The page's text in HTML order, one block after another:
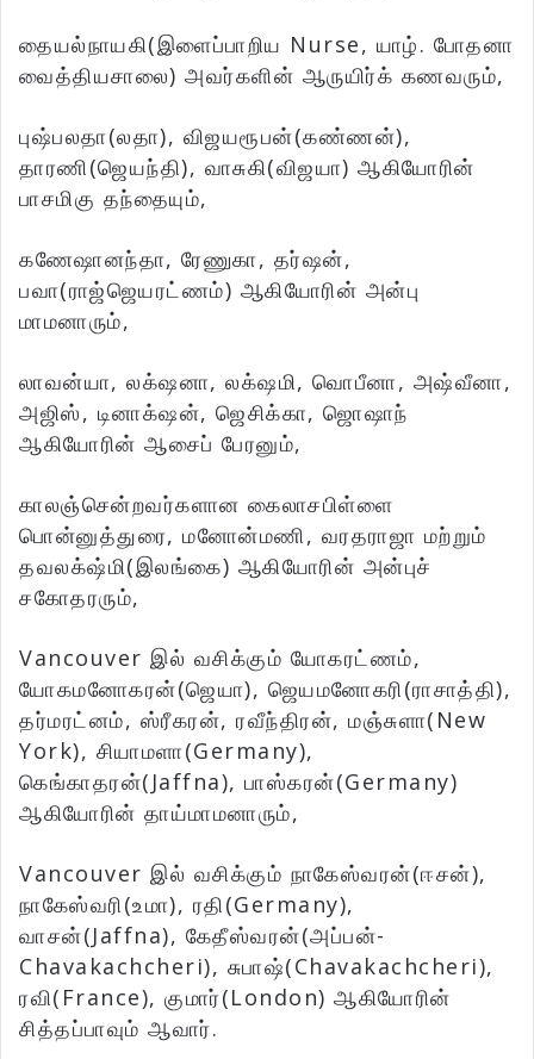
தையல்நாயகி(இளைப்பாறிய Nurse, யாழ். போதனா
வைத்தியசாலை) அவர்களின் ஆருயிர்க் கணவரும்,
புஷ்பலதா(லதா), விஜயரூபன்(கண்ணன்),
தாரணி(ஜெயந்தி), வாசுகி(விஜயா) ஆகியோரின்
பாசமிகு தந்தையும்,
கணேஷானந்தா, ரேணுகா, தர்ஷன்,
பவா(ராஜ்ஜெயரட்ணம்) ஆகியோரின் அன்பு
மாமனாரும்,
லாவன்யா, லக்‌ஷனா, லக்‌ஷமி, வொபீனா, அஷ்வீனா,
அஜிஸ், டினாக்‌ஷன், ஜெசிக்கா, ஜொஷாந்
ஆகியோரின் ஆசைப் பேரனும்,
காலஞ்சென்றவர்களான கைலாசபிள்ளை
பொன்னுத்துரை, மனோன்மணி, வரதராஜா மற்றும்
தவலக்‌ஷ்மி(இலங்கை) ஆகியோரின் அன்புச்
சகோதரரும்,
Vancouver இல் வசிக்கும் யோகரட்ணம்,
யோகமனோகரன்(ஜெயா), ஜெயமனோகரி(ராசாத்தி),
தர்மரட்னம், ஸ்ரீகரன், ரவீந்திரன், மஞ்சுளா(New
York), சியாமளா(Germany),
கெங்காதரன்(Jaffna), பாஸ்கரன்(Germany)
ஆகியோரின் தாய்மாமனாரும்,
Vancouver இல் வசிக்கும் நாகேஸ்வரன்(ஈசன்),
நாகேஸ்வரி(உமா), ரதி(Germany),
வாசன்(Jaffna), கேதீஸ்வரன்(அப்பன்-
Chavakachcheri), சுபாஷ்(Chavakachcheri),
ரவி(France), குமார்(London) ஆகியோரின்
சித்தப்பாவும் ஆவார்.